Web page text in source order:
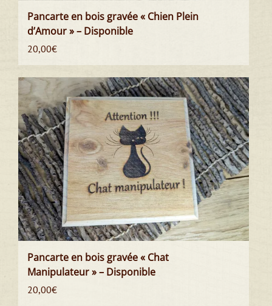
Pancarte en bois gravée « Chien Plein
d’Amour » – Disponible
20,00€
Pancarte en bois gravée « Chat
Manipulateur » – Disponible
20,00€